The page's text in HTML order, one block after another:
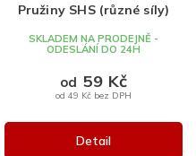
Pružiny SHS (různé síly)
SKLADEM NA PRODEJNĚ -
ODESLÁNÍ DO 24H
od 49 Kč bez DPH
od 59 Kč
Detail